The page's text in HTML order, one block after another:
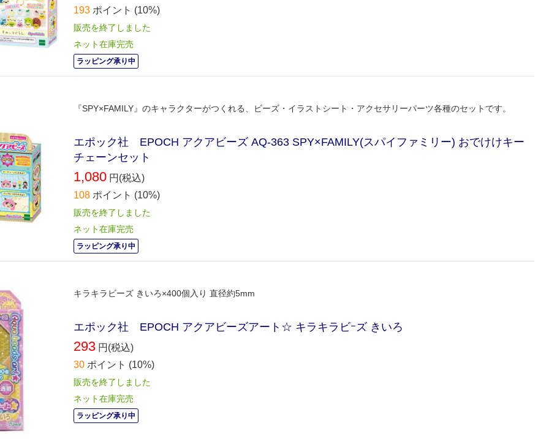
193 ポイント (10%)
販売を終了しました
ネット在庫完売
ラッピング承り中
『SPY×FAMILY』のキャラクターがつくれる、ビーズ・イラストシート・アクセサリーパーツ各種のセットです。
エポック社 EPOCH アクアビーズ AQ-363 SPY×FAMILY(スパイファミリー) おでけけキー
チェーンセット
1,080 円(税込)
108 ポイント (10%)
販売を終了しました
ネット在庫完売
ラッピング承り中
キラキラビーズ きいろ×400個入り 直径約5mm
エポック社 EPOCH アクアビーズアート☆ キラキラビｰズ きいろ
293 円(税込)
30 ポイント (10%)
販売を終了しました
ネット在庫完売
ラッピング承り中